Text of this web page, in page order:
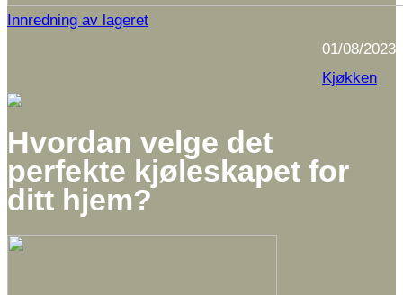
Innredning av lageret
01/08/2023
Kjøkken
Hvordan velge det
perfekte kjøleskapet for
ditt hjem?